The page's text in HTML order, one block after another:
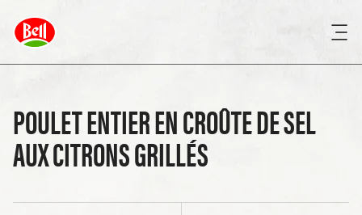
POULET ENTIER EN CROÛTE DE SEL
AUX CITRONS GRILLÉS